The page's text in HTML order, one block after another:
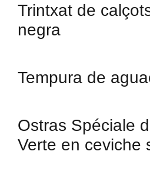
Trintxat de
negra
Tempura de
Ostras Spéciale
Verte en ceviche